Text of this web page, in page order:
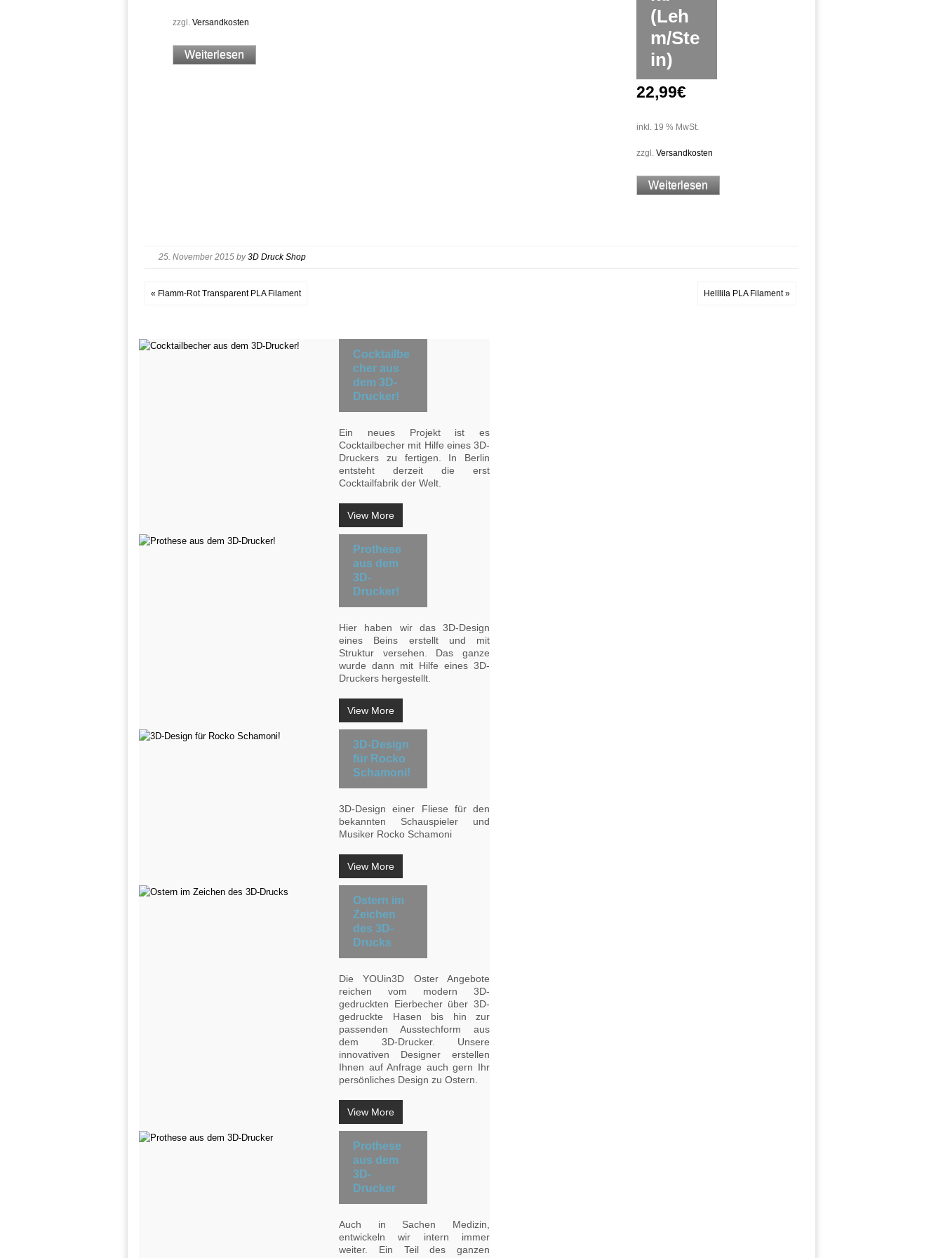
zzgl. Versandkosten
Weiterlesen
(Leh
m/Ste
in)
22,99€
inkl. 19 % MwSt.
zzgl. Versandkosten
Weiterlesen
25. November 2015 by3D Druck Shop
« Flamm-Rot Transparent PLA Filament Helllila PLA Filament »
Cocktailbe
cher aus
dem 3D-
Drucker!
Ein neues Projekt ist es
Cocktailbecher mit Hilfe eines 3D-
Druckers zu fertigen. In Berlin
entsteht derzeit die erst
Cocktailfabrik der Welt.
View More
Prothese
aus dem
3D-
Drucker!
Hier haben wir das 3D-Design
eines Beins erstellt und mit
Struktur versehen. Das ganze
wurde dann mit Hilfe eines 3D-
Druckers hergestellt.
View More
3D-Design
für Rocko
Schamoni!
3D-Design einer Fliese für den
bekannten Schauspieler und
Musiker Rocko Schamoni
View More
Ostern im
Zeichen
des 3D-
Drucks
Die YOUin3D Oster Angebote
reichen vom modern 3D-
gedruckten Eierbecher über 3D-
gedruckte Hasen bis hin zur
passenden Ausstechform aus
dem 3D-Drucker. Unsere
innovativen Designer erstellen
Ihnen auf Anfrage auch gern Ihr
persönliches Design zu Ostern.
View More
Prothese
aus dem
3D-
Drucker
Auch in Sachen Medizin,
entwickeln wir intern immer
weiter. Ein Teil des ganzen